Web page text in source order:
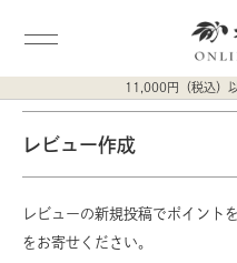
11,000円（税込）
レビュー作成
レビューの新規投稿でポイント
をお寄せください。